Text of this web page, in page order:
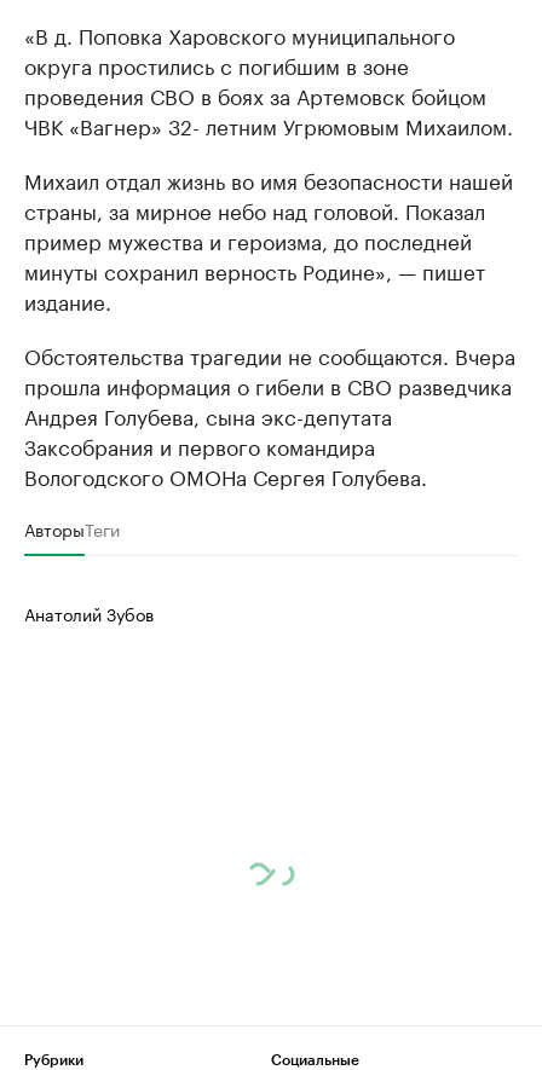
«В д. Поповка Харовского муниципального
округа простились с погибшим в зоне
проведения СВО в боях за Артемовск бойцом
ЧВК «Вагнер» 32- летним Угрюмовым Михаилом.
Михаил отдал жизнь во имя безопасности нашей
страны, за мирное небо над головой. Показал
пример мужества и героизма, до последней
минуты сохранил верность Родине», — пишет
издание.
Обстоятельства трагедии не сообщаются. Вчера
прошла информация о гибели в СВО разведчика
Андрея Голубева, сына экс-депутата
Заксобрания и первого командира
Вологодского ОМОНа Сергея Голубева.
АвторыТеги
Анатолий Зубов
Рубрики
Социальные